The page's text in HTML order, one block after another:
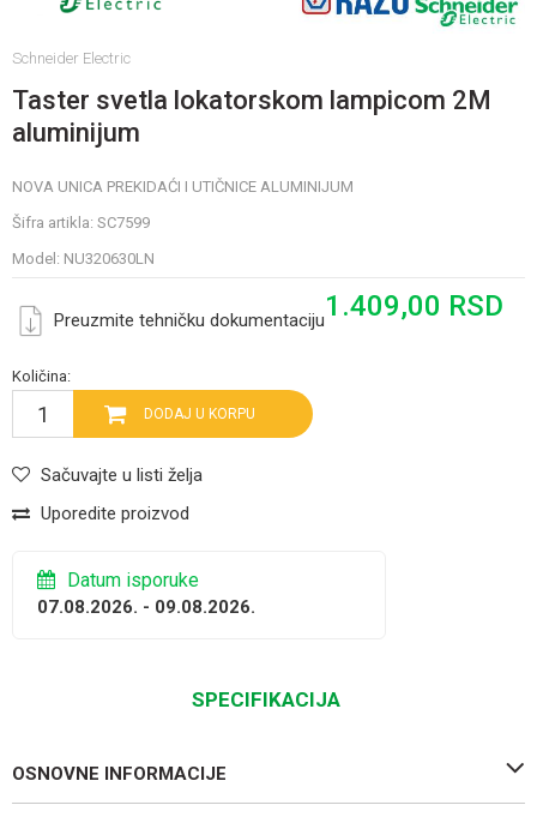
Schneider Electric
Taster svetla lokatorskom lampicom 2M
aluminijum
NOVA UNICA PREKIDAĆI I UTIČNICE ALUMINIJUM
Šifra artikla: SC7599
Model: NU320630LN
Preuzmite tehničku dokumentaciju1.409,00 RSD
Količina:
DODAJ U KORPU
Sačuvajte u listi želja
Uporedite proizvod
Datum isporuke
07.08.2026. - 09.08.2026.
SPECIFIKACIJA
OSNOVNE INFORMACIJE